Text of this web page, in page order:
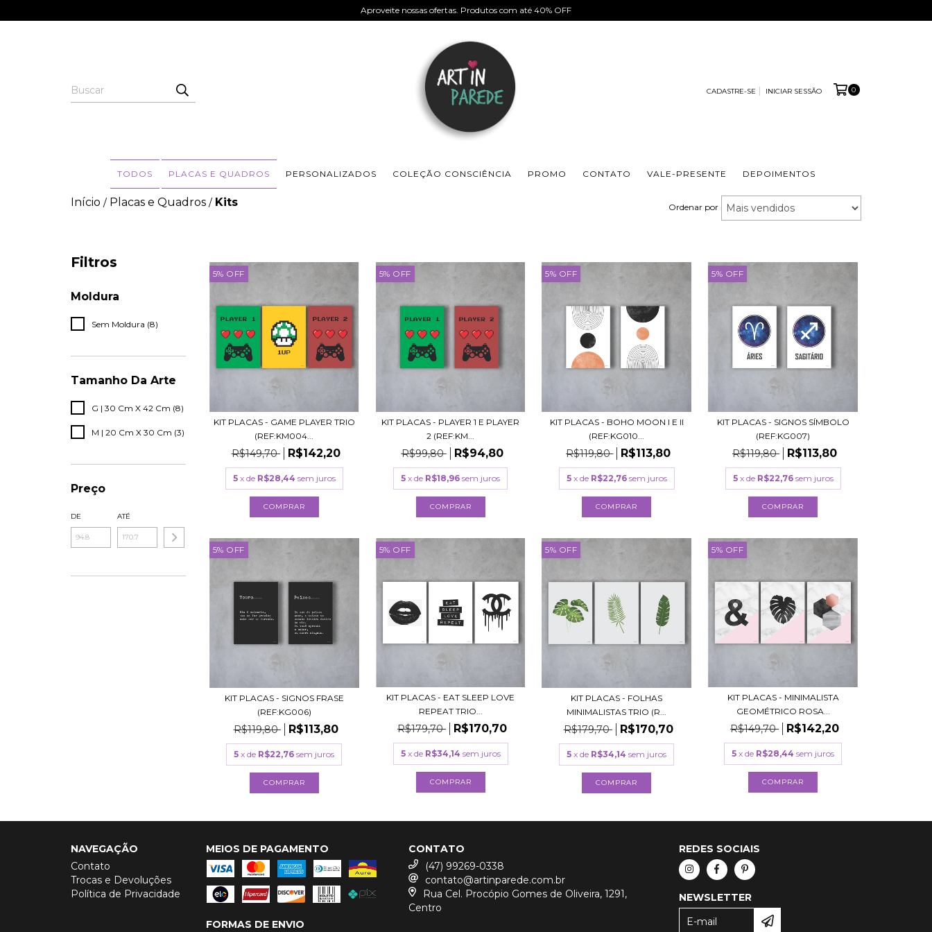
Aproveite nossas ofertas. Produtos com até 40% OFF
CADASTRE-SE INICIAR SESSÃO 0
TODOS PLACAS E QUADROS PERSONALIZADOS COLEÇÃO CONSCIÊNCIA PROMO CONTATO VALE-PRESENTE DEPOIMENTOS
Início / Placas e Quadros / Kits Ordenar por
Filtros
Moldura
Sem Moldura (8)
Tamanho Da Arte
G | 30 Cm X 42 Cm (8)
M | 20 Cm X 30 Cm (3)
Preço
DE ATÉ
5% OFF
KIT PLACAS - GAME PLAYER TRIO
(REF:KM004...
R$149,70 R$142,20
5 x de R$28,44 sem juros
COMPRAR
5% OFF
KIT PLACAS - PLAYER 1 E PLAYER
2 (REF:KM...
R$99,80 R$94,80
5 x de R$18,96 sem juros
COMPRAR
5% OFF
KIT PLACAS - BOHO MOON I E II
(REF:KG010...
R$119,80 R$113,80
5 x de R$22,76 sem juros
COMPRAR
5% OFF
KIT PLACAS - SIGNOS SÍMBOLO
(REF:KG007)
R$119,80 R$113,80
5 x de R$22,76 sem juros
COMPRAR
5% OFF
KIT PLACAS - SIGNOS FRASE
(REF:KG006)
R$119,80 R$113,80
5 x de R$22,76 sem juros
COMPRAR
5% OFF
KIT PLACAS - EAT SLEEP LOVE
REPEAT TRIO...
R$179,70 R$170,70
5 x de R$34,14 sem juros
COMPRAR
5% OFF
KIT PLACAS - FOLHAS
MINIMALISTAS TRIO (R...
R$179,70 R$170,70
5 x de R$34,14 sem juros
COMPRAR
5% OFF
KIT PLACAS - MINIMALISTA
GEOMÉTRICO ROSA...
R$149,70 R$142,20
5 x de R$28,44 sem juros
COMPRAR
NAVEGAÇÃO
Contato
Trocas e Devoluções
Política de Privacidade
MEIOS DE PAGAMENTO
FORMAS DE ENVIO
CONTATO
(47) 99269-0338
contato@artinparede.com.br
Rua Cel. Procópio Gomes de Oliveira, 1291,
Centro
REDES SOCIAIS
NEWSLETTER